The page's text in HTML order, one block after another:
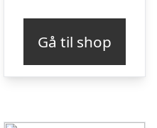
Gå til shop